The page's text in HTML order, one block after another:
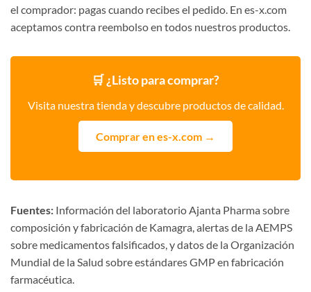
el comprador: pagas cuando recibes el pedido. En es-x.com
aceptamos contra reembolso en todos nuestros productos.
🛒 ¿Listo para comprar?
Visita nuestra tienda y descubre productos de calidad.
Comprar en es-x.com →
Fuentes: Información del laboratorio Ajanta Pharma sobre
composición y fabricación de Kamagra, alertas de la AEMPS
sobre medicamentos falsificados, y datos de la Organización
Mundial de la Salud sobre estándares GMP en fabricación
farmacéutica.